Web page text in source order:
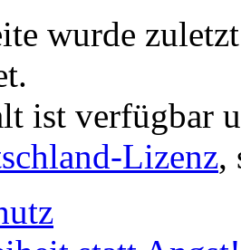
wurde
ist verfügbar
Lizenz,